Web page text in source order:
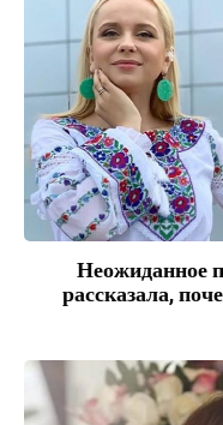
Неожиданное
рассказала,